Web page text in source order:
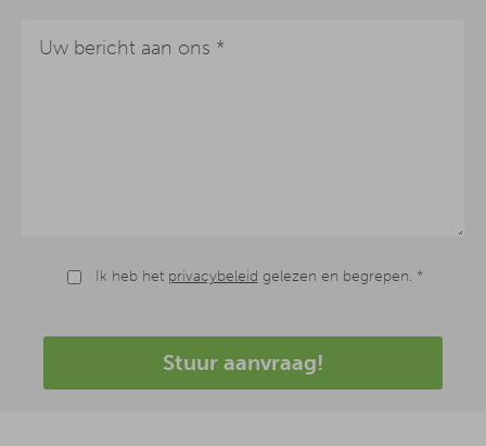
Ik heb het privacybeleid gelezen en begrepen. *
Stuur aanvraag!